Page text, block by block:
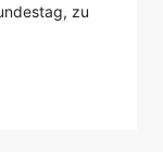
zu